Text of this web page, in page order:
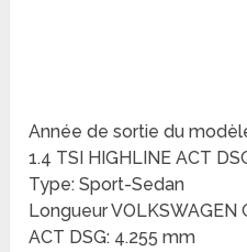
Année de sortie du
1.4 TSI HIGHLINE ACT
Type: Sport-Sedan
Longueur VOLKSWAGEN
ACT DSG: 4.255 mm